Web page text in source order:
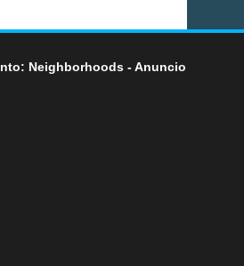
Neighborhoods - Anuncio